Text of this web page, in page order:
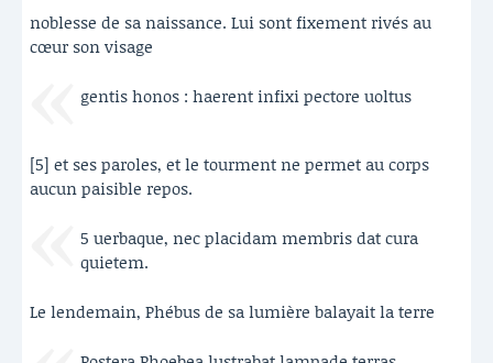
noblesse de sa naissance. Lui sont fixement rivés au
cœur son visage
gentis honos : haerent infixi pectore uoltus
[5] et ses paroles, et le tourment ne permet au corps
aucun paisible repos.
5 uerbaque, nec placidam membris dat cura
quietem.
Le lendemain, Phébus de sa lumière balayait la terre